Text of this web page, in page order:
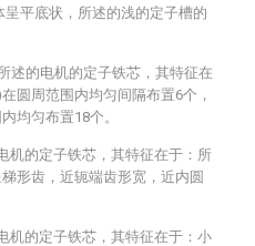
平底状，所述的浅的定子槽的
述的电机的定子铁芯，其特征在
圆周范围内均匀间隔布置6个，
均匀布置18个。
机的定子铁芯，其特征在于：所
形齿，近轭端齿形宽，近内圆
机的定子铁芯，其特征在于：小